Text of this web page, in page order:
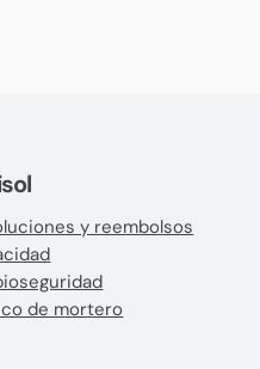
y reembolsos
de mortero